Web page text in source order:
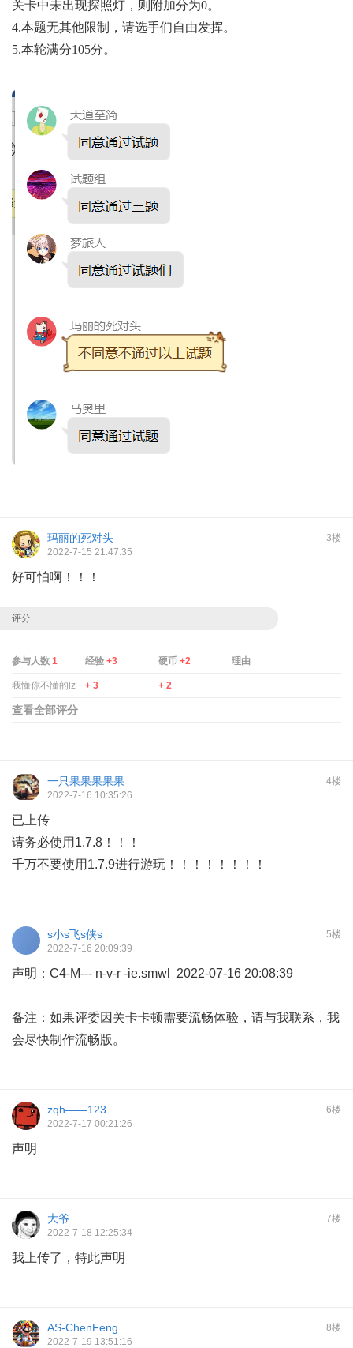
关卡中未出现探照灯，则附加分为0。
4.本题无其他限制，请选手们自由发挥。
5.本轮满分105分。
3楼
玛丽的死对头
2022-7-15 21:47:35
好可怕啊！！！
评分
参与人数 1 经验 +3 硬币 +2 理由
我懂你不懂的lz + 3 + 2
查看全部评分
4楼
一只果果果果果
2022-7-16 10:35:26
已上传
请务必使用1.7.8！！！
千万不要使用1.7.9进行游玩！！！！！！！！
5楼
s小s飞s侠s
2022-7-16 20:09:39
声明：C4-M--- n-v-r -ie.smwl 2022-07-16 20:08:39
备注：如果评委因关卡卡顿需要流畅体验，请与我联系，我
会尽快制作流畅版。
6楼
zqh——123
2022-7-17 00:21:26
声明
7楼
大爷
2022-7-18 12:25:34
我上传了，特此声明
8楼
AS-ChenFeng
2022-7-19 13:51:16